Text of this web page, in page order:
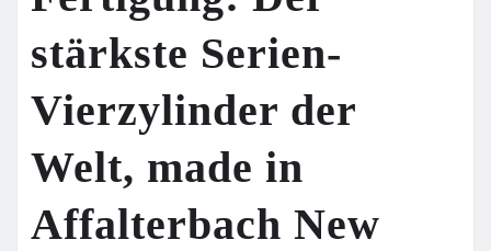
stärkste Serien-
Vierzylinder der
Welt, made in
Affalterbach New